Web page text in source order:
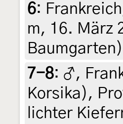
6:
m, 16. März
Baumgarten)
7-8: ♂,
Korsika),
lichter